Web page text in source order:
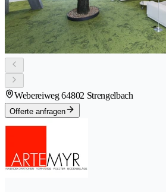
Webereiweg 64802 Strengelbach
Offerte anfragen